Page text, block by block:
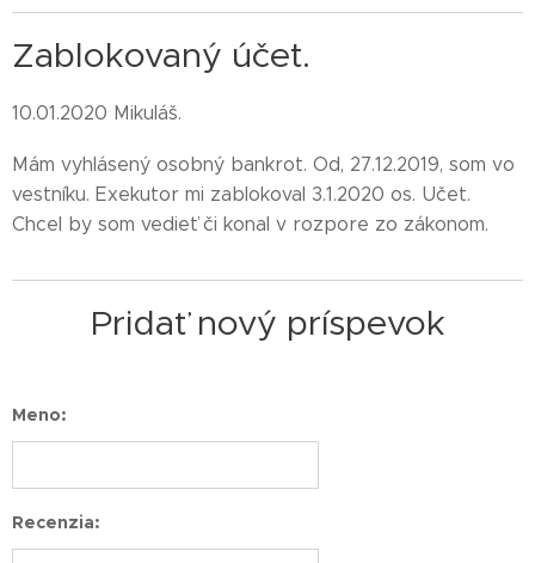
Zablokovaný účet.
10.01.2020 Mikuláš.
Mám vyhlásený osobný bankrot. Od, 27.12.2019, som vo
vestníku. Exekutor mi zablokoval 3.1.2020 os. Učet.
Chcel by som vedieť či konal v rozpore zo zákonom.
Pridať nový príspevok
Meno:
Recenzia: